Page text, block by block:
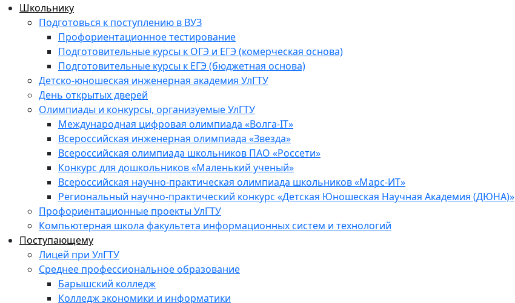
Школьнику
Подготовься к поступлению в ВУЗ
Профориентационное тестирование
Подготовительные курсы к ОГЭ и ЕГЭ (комерческая основа)
Подготовительные курсы к ЕГЭ (бюджетная основа)
Детско-юношеская инженерная академия УлГТУ
День открытых дверей
Олимпиады и конкурсы, организуемые УлГТУ
Международная цифровая олимпиада «Волга-IT»
Всероссийская инженерная олимпиада «Звезда»
Всероссийская олимпиада школьников ПАО «Россети»
Конкурс для дошкольников «Маленький ученый»
Всероссийская научно-практическая олимпиада школьников «Марс-ИТ»
Региональный научно-практический конкурс «Детская Юношеская Научная Академия (ДЮНА)»
Профориентационные проекты УлГТУ
Компьютерная школа факультета информационных систем и технологий
Поступающему
Лицей при УлГТУ
Среднее профессиональное образование
Барышский колледж
Колледж экономики и информатики